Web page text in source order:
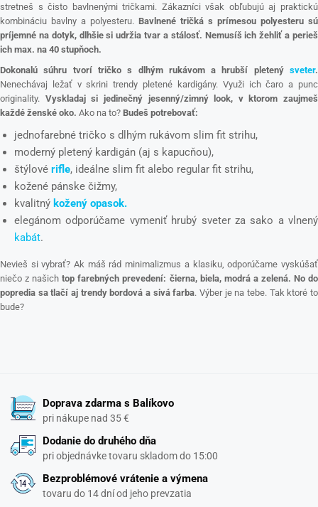
stretneš s čisto bavlnenými tričkami. Zákazníci však obľubujú aj praktickú
kombináciu bavlny a polyesteru. Bavlnené tričká s prímesou polyesteru sú
príjemné na dotyk, dlhšie si udržia tvar a stálosť. Nemusíš ich žehliť a perieš
ich max. na 40 stupňoch.
Dokonalú súhru tvorí tričko s dlhým rukávom a hrubší pletený sveter.
Nenechávaj ležať v skrini trendy pletené kardigány. Využi ich čaro a punc
originality. Vyskladaj si jedinečný jesenný/zimný look, v ktorom zaujmeš
každé ženské oko. Ako na to? Budeš potrebovať:
jednofarebné tričko s dlhým rukávom slim fit strihu,
moderný pletený kardigán (aj s kapucňou),
štýlové rifle, ideálne slim fit alebo regular fit strihu,
kožené pánske čižmy,
kvalitný kožený opasok.
elegánom odporúčame vymeniť hrubý sveter za sako a vlnený
kabát.
Nevieš si vybrať? Ak máš rád minimalizmus a klasiku, odporúčame vyskúšať
niečo z našichtop farebných prevedení: čierna, biela, modrá a zelená. No do
popredia sa tlačí aj trendy bordová a sivá farba. Výber je na tebe. Tak ktoré to
bude?
Doprava zdarma s Balíkovo
pri nákupe nad 35 €
Dodanie do druhého dňa
pri objednávke tovaru skladom do 15:00
Bezproblémové vrátenie a výmena
tovaru do 14 dní od jeho prevzatia